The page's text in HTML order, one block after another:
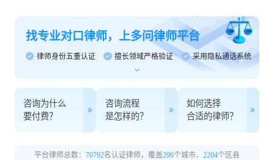
找专业对口律师，上多问律师平台
律师身份五重认证 擅长领域严格验证 采用隐私通话系统
咨询为什么
要付费？
咨询流程
是怎样的？
如何选择
合适的律师？
平台律师总数： 70792名认证律师，覆盖296个城市、 2204个区县